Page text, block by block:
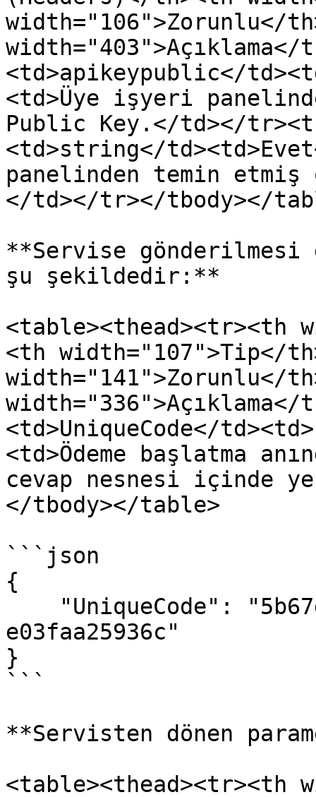
width="106">Zorunlu</
<td>apikeypublic</
<td>Üye işyeri
Public Key.</td></
<td>string</
panelinden temin
</td></tr></tbody></
**Servise gönderilmesi
şu şekildedir:**
<table><thead><tr><th
<th width="107">Tip</
width="141">Zorunlu</
<td>UniqueCode</
<td>Ödeme başlatma
cevap nesnesi içinde
</tbody></table>
```json
{
e03faa25936c"
}
```
**Servisten dönen
<table><thead><tr><th